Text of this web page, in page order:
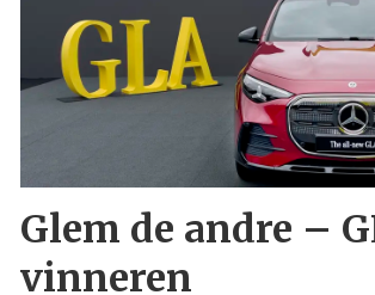
Glem de andre –
vinneren